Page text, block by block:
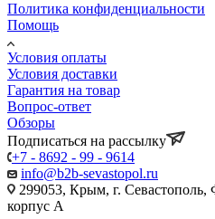
Политика конфиденциальности
Помощь
Условия оплаты
Условия доставки
Гарантия на товар
Вопрос-ответ
Обзоры
Подписаться на рассылку
+7 - 8692 - 99 - 9614
info@b2b-sevastopol.ru
299053, Крым, г. Севастополь,
корпус А